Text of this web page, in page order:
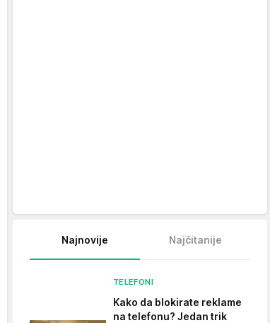
Najnovije Najčitanije
TELEFONI
Kako da blokirate reklame
na telefonu​? Jedan trik